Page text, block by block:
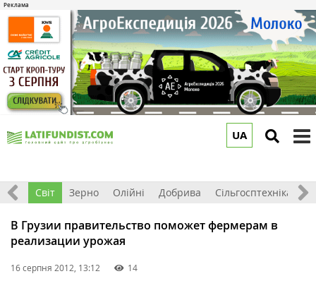
UA
Світ Зерно Олійні Добрива Сільгосптехніка
В Грузии правительство поможет фермерам в
реализации урожая
16 серпня 2012, 13:12 14